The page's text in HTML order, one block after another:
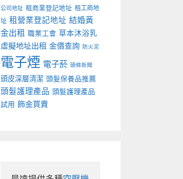
公司地址 租商業登記地址 租工商地
址 租營業登記地址 結婚黃
金出租 職業工會 草本沐浴乳
虛擬地址出租 金價查詢 防火泥
電子煙 電子菸 頭條新聞
頭皮深層清潔 頭髮保養品推薦
頭髮護理產品 頭髮護理產品
試用 飾金買賣